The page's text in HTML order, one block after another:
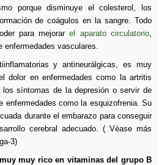
porque disminuye el colesterol, los
de coágulos en la sangre. Todo
para mejorarel aparato circulatorio
enfermedades vasculares.
y antineurálgicas, es muy
dolor en enfermedades como la artritis
los síntomas de la depresión o servir de
enfermedades como la esquizofrenia. Su
durante el embarazo para conseguir
cerebral adecuado. ( Véase más
3)
muy rico en vitaminas del grupo B